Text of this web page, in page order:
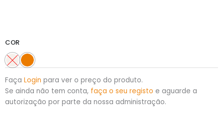
COR
Faça Login para ver o preço do produto.
Se ainda não tem conta, faça o seu registo e aguarde a
autorização por parte da nossa administração.